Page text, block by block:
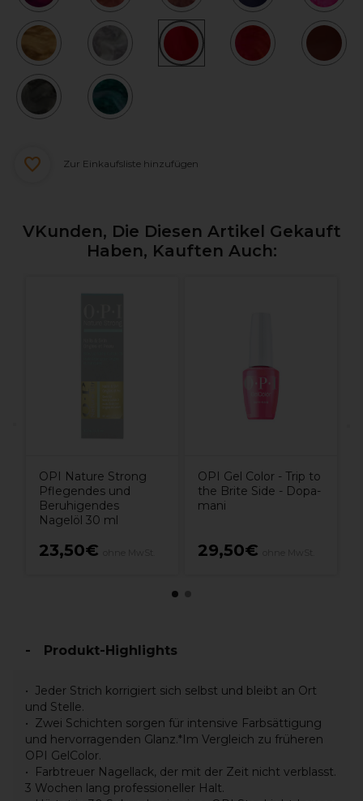
Zur Einkaufsliste hinzufügen
VKunden, Die Diesen Artikel Gekauft
Haben, Kauften Auch:
OPI Nature Strong
Pflegendes und
Beruhigendes
Nagelöl 30 ml
23,50€
OPI Gel Color - Trip to
the Brite Side - Dopa-
mani
29,50€
Produkt-Highlights
Jeder Strich korrigiert sich selbst und bleibt an Ort
und Stelle.
Zwei Schichten sorgen für intensive Farbsättigung
und hervorragenden Glanz.*Im Vergleich zu früheren
OPI GelColor.
Farbtreuer Nagellack, der mit der Zeit nicht verblasst.
3 Wochen lang professioneller Halt.